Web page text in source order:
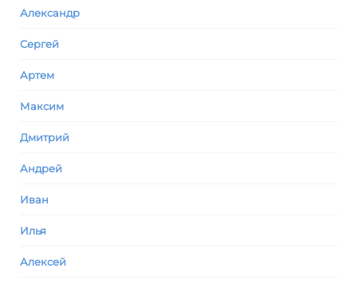
Александр
Сергей
Артем
Максим
Дмитрий
Андрей
Иван
Илья
Алексей